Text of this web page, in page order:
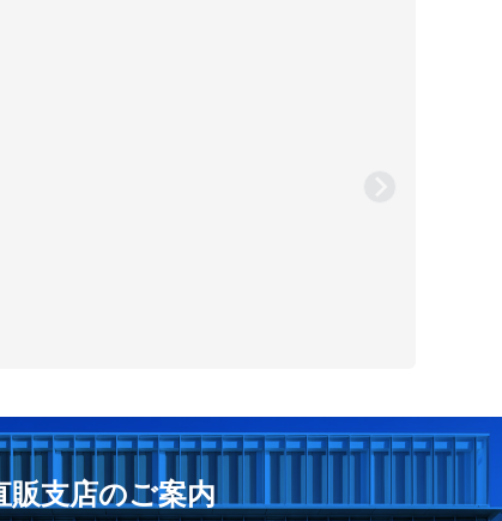
販支店のご案内